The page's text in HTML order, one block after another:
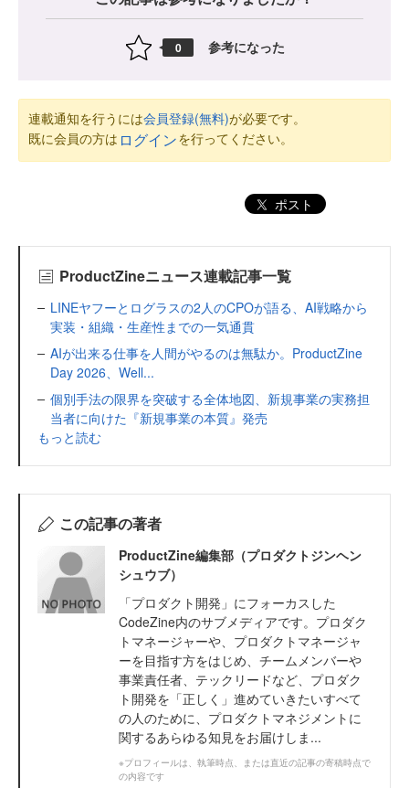
0 参考になった
連載通知を行うには会員登録(無料)が必要です。
既に会員の方は ログインを行ってください。
ポスト
ProductZineニュース連載記事一覧
LINEヤフーとログラスの2人のCPOが語る、AI戦略から
実装・組織・生産性までの一気通貫
AIが出来る仕事を人間がやるのは無駄か。ProductZine
Day 2026、Well...
個別手法の限界を突破する全体地図、新規事業の実務担
当者に向けた『新規事業の本質』発売
もっと読む
この記事の著者
ProductZine編集部（プロダクトジンヘン
シュウブ）
「プロダクト開発」にフォーカスした
CodeZine内のサブメディアです。プロダク
トマネージャーや、プロダクトマネージャ
ーを目指す方をはじめ、チームメンバーや
事業責任者、テックリードなど、プロダク
ト開発を「正しく」進めていきたいすべて
の人のために、プロダクトマネジメントに
関するあらゆる知見をお届けしま...
※プロフィールは、執筆時点、または直近の記事の寄稿時点で
の内容です